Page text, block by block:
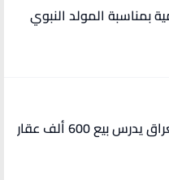
بمناسبة المولد النبوي
قيمتها 150 مليار دولار .. العراق يدرس بيع 600 ألف عقار